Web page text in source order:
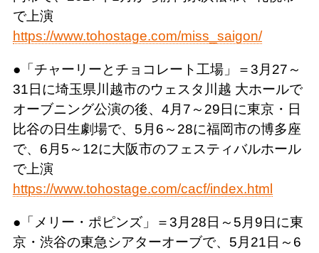
で上演
https://www.tohostage.com/miss_saigon/
●「チャーリーとチョコレート工場」＝3月27～
31日に埼玉県川越市のウェスタ川越 大ホールで
オーブニング公演の後、4月7～29日に東京・日
比谷の日生劇場で、5月6～28に福岡市の博多座
で、6月5～12に大阪市のフェスティバルホール
で上演
https://www.tohostage.com/cacf/index.html
●「メリー・ポピンズ」＝3月28日～5月9日に東
京・渋谷の東急シアターオーブで、5月21日～6